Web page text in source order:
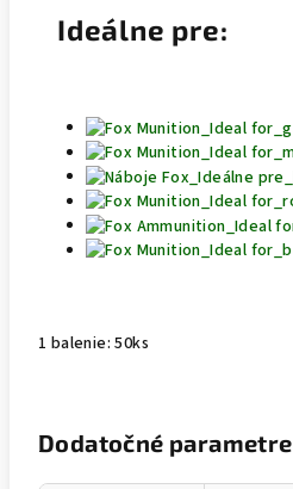
Ideálne pre:
1 balenie: 50ks
Dodatočné parametre